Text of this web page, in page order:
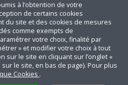
à l’obtention de votre
de certains cookies
du site et des cookies de mesures
comme exempts de
votre choix, finalité par
» et modifier votre choix à tout
sur le site en cliquant sur l’onglet «
le site, en bas de page). Pour plus
Cookies .